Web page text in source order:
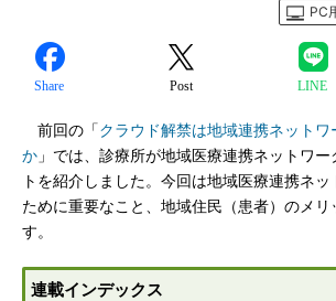
PC
Share Post LINE
前回の「クラウド解禁は地域連携ネットワ
か 」では、診療所が地域医療連携ネットワ
トを紹介しました。今回は地域医療連携ネ
ために重要なこと、地域住民（患者）のメリ
す。
連載インデックス